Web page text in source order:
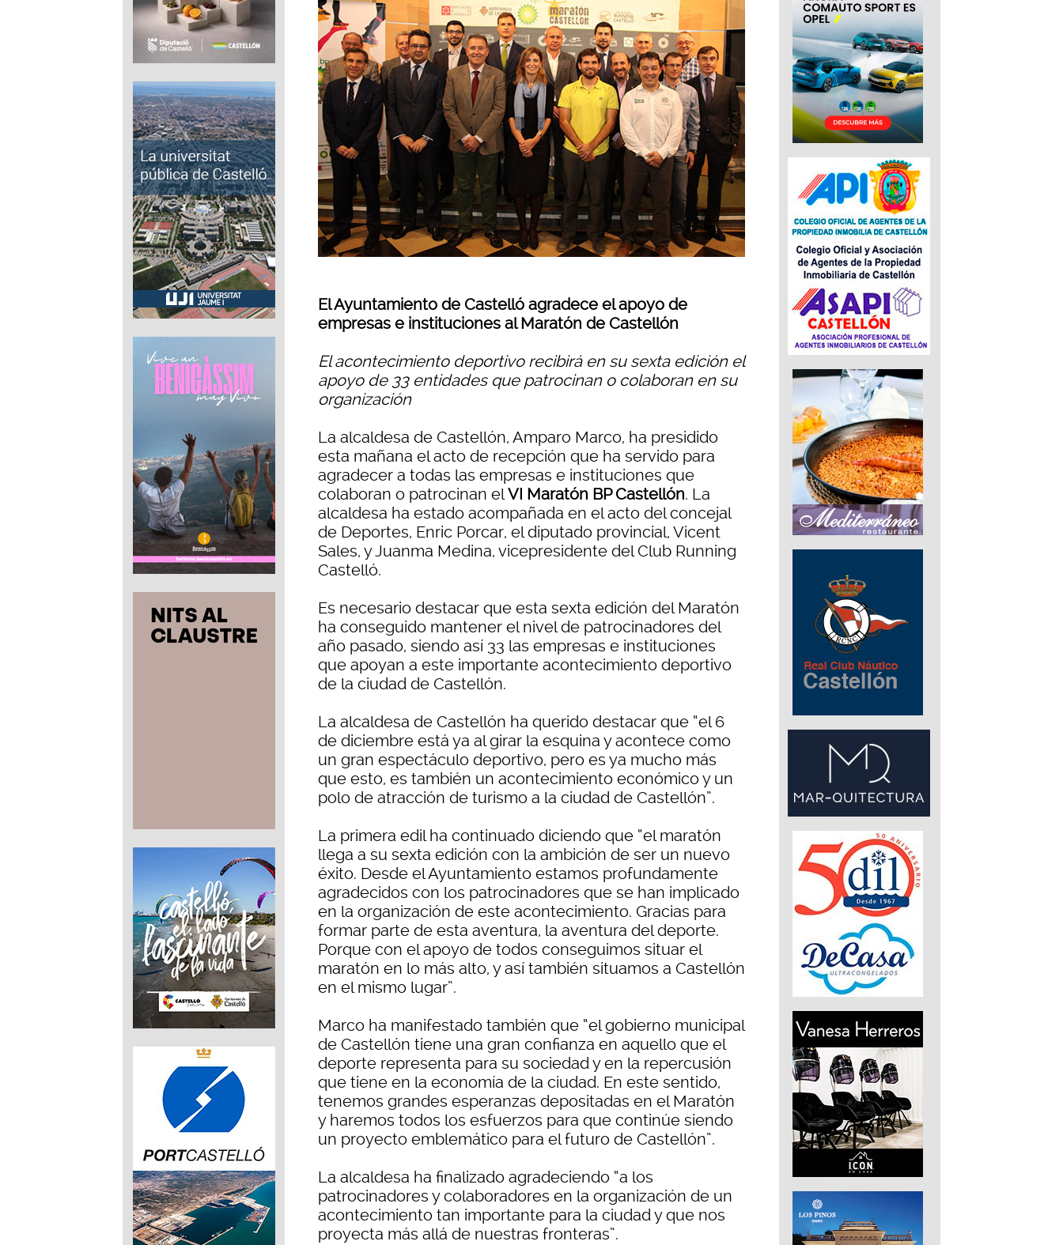
El Ayuntamiento de Castelló agradece el apoyo de
empresas e instituciones al Maratón de Castellón
El acontecimiento deportivo recibirá en su sexta edición el
apoyo de 33 entidades que patrocinan o colaboran en su
organización
La alcaldesa de Castellón, Amparo Marco, ha presidido
esta mañana el acto de recepción que ha servido para
agradecer a todas las empresas e instituciones que
colaboran o patrocinan elVI Maratón BP Castellón. La
alcaldesa ha estado acompañada en el acto del concejal
de Deportes, Enric Porcar, el diputado provincial, Vicent
Sales, y Juanma Medina, vicepresidente del Club Running
Castelló.
Es necesario destacar que esta sexta edición del Maratón
ha conseguido mantener el nivel de patrocinadores del
año pasado, siendo así 33 las empresas e instituciones
que apoyan a este importante acontecimiento deportivo
de la ciudad de Castellón.
La alcaldesa de Castellón ha querido destacar que “el 6
de diciembre está ya al girar la esquina y acontece como
un gran espectáculo deportivo, pero es ya mucho más
que esto, es también un acontecimiento económico y un
polo de atracción de turismo a la ciudad de Castellón”.
La primera edil ha continuado diciendo que “el maratón
llega a su sexta edición con la ambición de ser un nuevo
éxito. Desde el Ayuntamiento estamos profundamente
agradecidos con los patrocinadores que se han implicado
en la organización de este acontecimiento. Gracias para
formar parte de esta aventura, la aventura del deporte.
Porque con el apoyo de todos conseguimos situar el
maratón en lo más alto, y así también situamos a Castellón
en el mismo lugar”.
Marco ha manifestado también que “el gobierno municipal
de Castellón tiene una gran confianza en aquello que el
deporte representa para su sociedad y en la repercusión
que tiene en la economía de la ciudad. En este sentido,
tenemos grandes esperanzas depositadas en el Maratón
y haremos todos los esfuerzos para que continúe siendo
un proyecto emblemático para el futuro de Castellón”.
La alcaldesa ha finalizado agradeciendo “a los
patrocinadores y colaboradores en la organización de un
acontecimiento tan importante para la ciudad y que nos
proyecta más allá de nuestras fronteras”.